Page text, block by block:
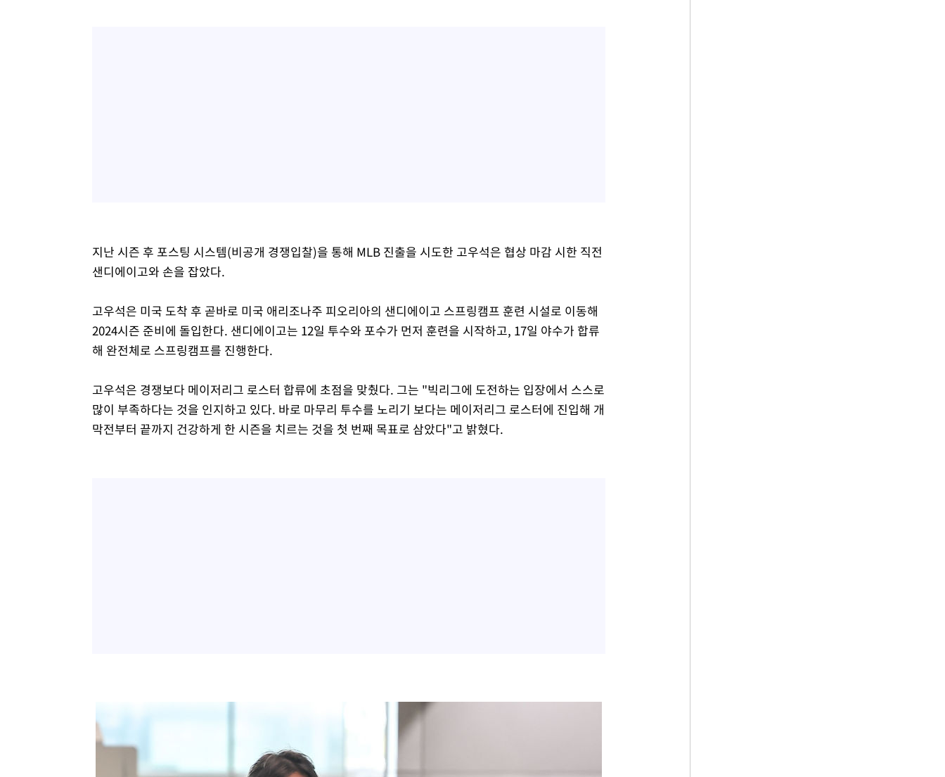
지난 시즌 후 포스팅 시스템(비공개 경쟁입찰)을 통해 MLB 진출을 시도한 고우석은 협상 마감 시한 직전
샌디에이고와 손을 잡았다.
고우석은 미국 도착 후 곧바로 미국 애리조나주 피오리아의 샌디에이고 스프링캠프 훈련 시설로 이동해
2024시즌 준비에 돌입한다. 샌디에이고는 12일 투수와 포수가 먼저 훈련을 시작하고, 17일 야수가 합류
해 완전체로 스프링캠프를 진행한다.
고우석은 경쟁보다 메이저리그 로스터 합류에 초점을 맞췄다. 그는 "빅리그에 도전하는 입장에서 스스로
많이 부족하다는 것을 인지하고 있다. 바로 마무리 투수를 노리기 보다는 메이저리그 로스터에 진입해 개
막전부터 끝까지 건강하게 한 시즌을 치르는 것을 첫 번째 목표로 삼았다"고 밝혔다.